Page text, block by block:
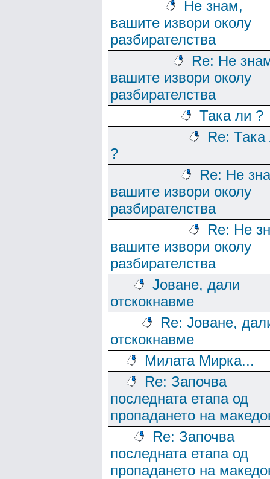
Не знам,
вашите извори околу
разбирателства
Re: Не
вашите извори околу
разбирателства
Така ли ?
Re: Така
?
Re: Не
вашите извори околу
разбирателства
Re: Не
вашите извори околу
разбирателства
Јоване, дали
отскокнавме
Re: Јоване,
отскокнавме
Милата Мирка...
Re: Започва
последната етапа од
пропадането на
Re: Започва
последната етапа од
пропадането на